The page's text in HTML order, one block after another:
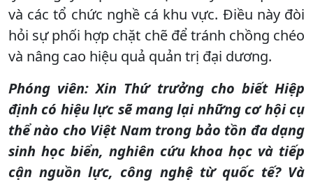
và các tổ chức nghề cá khu vực. Điều này đòi
hỏi sự phối hợp chặt chẽ để tránh chồng chéo
và nâng cao hiệu quả quản trị đại dương.
Phóng viên: Xin Thứ trưởng cho biết Hiệp
định có hiệu lực sẽ mang lại những cơ hội cụ
thể nào cho Việt Nam trong bảo tồn đa dạng
sinh học biển, nghiên cứu khoa học và tiếp
cận nguồn lực, công nghệ từ quốc tế? Và